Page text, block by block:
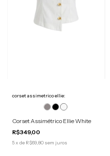
corset assimetrico ellie:
Corset Assimétrico Ellie White
R$349,00
5x de R$69,80 sem juros